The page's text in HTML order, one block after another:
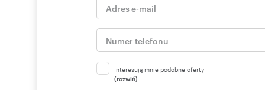
Interesują mnie podobne oferty
(rozwiń)